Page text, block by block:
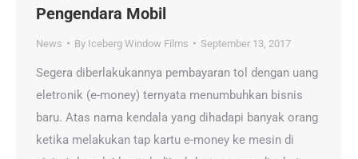
Pengendara Mobil
News By Iceberg Window Films September 13, 2017
Segera diberlakukannya pembayaran tol dengan uang
eletronik (e-money) ternyata menumbuhkan bisnis
baru. Atas nama kendala yang dihadapi banyak orang
ketika melakukan tap kartu e-money ke mesin di